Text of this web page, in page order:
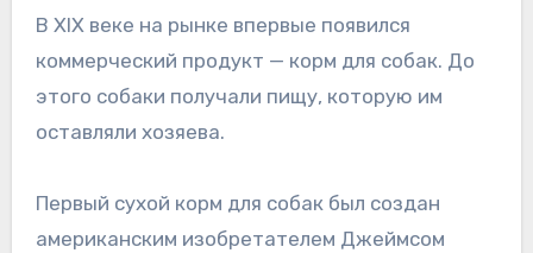
В XIX веке на рынке впервые появился
коммерческий продукт — корм для собак. До
этого собаки получали пищу, которую им
оставляли хозяева.
Первый сухой корм для собак был создан
американским изобретателем Джеймсом